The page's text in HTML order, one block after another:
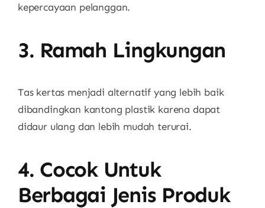
kepercayaan pelanggan.
3. Ramah Lingkungan
Tas kertas menjadi alternatif yang lebih baik
dibandingkan kantong plastik karena dapat
didaur ulang dan lebih mudah terurai.
4. Cocok Untuk
Berbagai Jenis Produk